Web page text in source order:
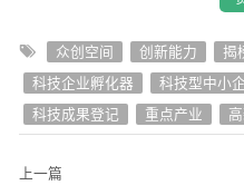
众创空间 创新能力 揭
科技企业孵化器
科技型中小
科技成果登记
重点产业
上一篇